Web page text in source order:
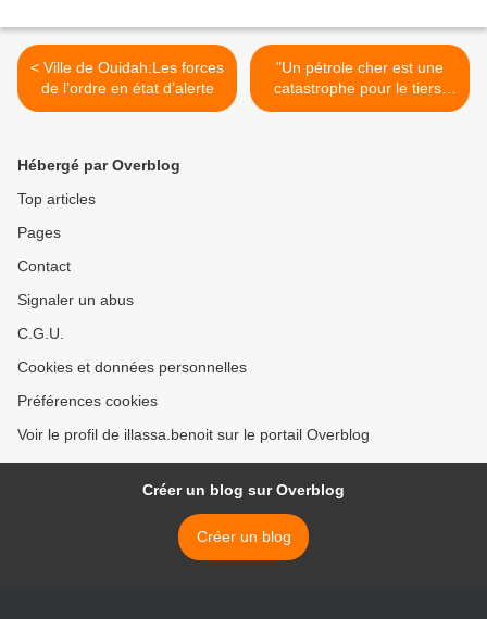
< Ville de Ouidah:Les forces
de l’ordre en état d’alerte
"Un pétrole cher est une
catastrophe pour le tiers-
monde" >
Hébergé par Overblog
Top articles
Pages
Contact
Signaler un abus
C.G.U.
Cookies et données personnelles
Préférences cookies
Voir le profil de illassa.benoit sur le portail Overblog
Créer un blog sur Overblog
Créer un blog